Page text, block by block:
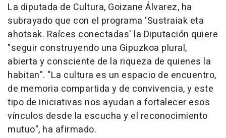
La diputada de Cultura, Goizane Álvarez, ha
subrayado que con el programa 'Sustraiak eta
ahotsak. Raíces conectadas' la Diputación quiere
"seguir construyendo una Gipuzkoa plural,
abierta y consciente de la riqueza de quienes la
habitan". "La cultura es un espacio de encuentro,
de memoria compartida y de convivencia, y este
tipo de iniciativas nos ayudan a fortalecer esos
vínculos desde la escucha y el reconocimiento
mutuo", ha afirmado.